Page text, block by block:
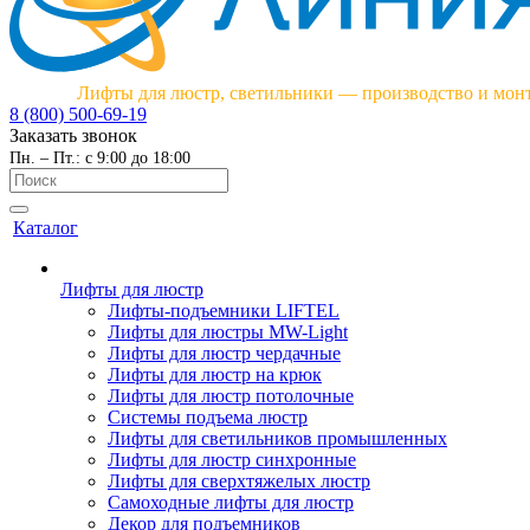
Лифты для люстр, светильники — производство и
8 (800) 500-69-19
Заказать звонок
Пн. – Пт.: с 9:00 до 18:00
Каталог
Лифты для люстр
Лифты-подъемники LIFTEL
Лифты для люстры MW-Light
Лифты для люстр чердачные
Лифты для люстр на крюк
Лифты для люстр потолочные
Системы подъема люстр
Лифты для светильников промышленных
Лифты для люстр синхронные
Лифты для сверхтяжелых люстр
Самоходные лифты для люстр
Декор для подъемников